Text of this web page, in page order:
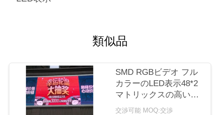
イ
類似品
SMD RGBビデオ フル
カラーのLED表示48*2
マトリックスの高い定
義P6.67
交渉可能 MOQ:交渉